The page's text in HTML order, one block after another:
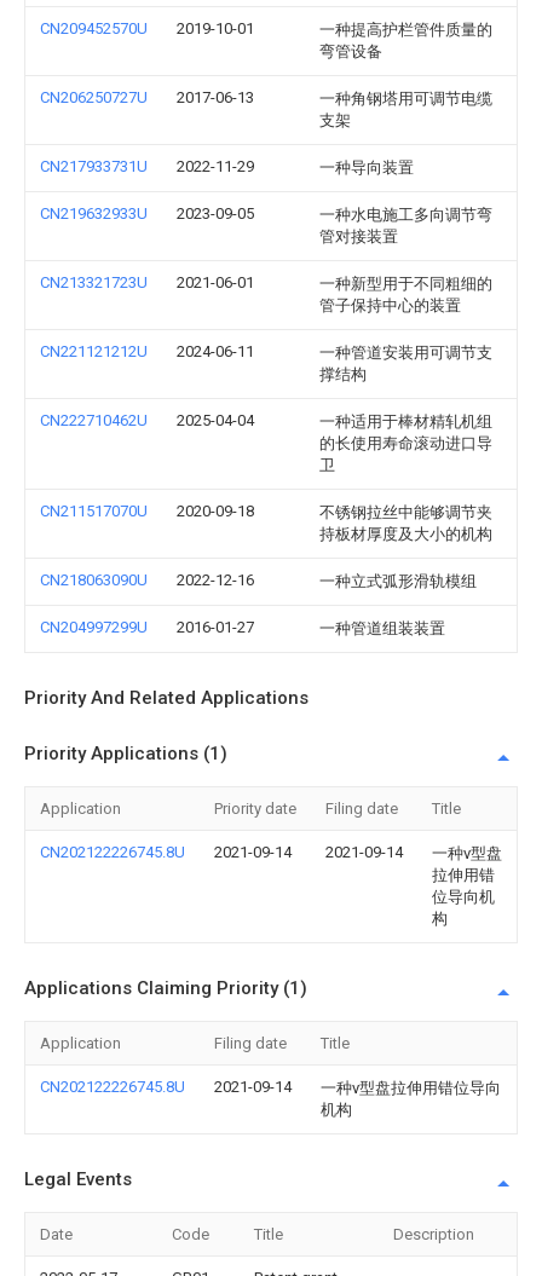
CN209452570U 2019-10-01
一种提高护栏管件质量的
弯管设备
CN206250727U 2017-06-13
一种角钢塔用可调节电缆
支架
CN217933731U 2022-11-29 一种导向装置
CN219632933U 2023-09-05
一种水电施工多向调节弯
管对接装置
CN213321723U 2021-06-01
一种新型用于不同粗细的
管子保持中心的装置
CN221121212U 2024-06-11
一种管道安装用可调节支
撑结构
CN222710462U 2025-04-04
一种适用于棒材精轧机组
的长使用寿命滚动进口导
卫
CN211517070U 2020-09-18
不锈钢拉丝中能够调节夹
持板材厚度及大小的机构
CN218063090U 2022-12-16 一种立式弧形滑轨模组
CN204997299U 2016-01-27 一种管道组装装置
Priority And Related Applications
Priority Applications (1)
Application Priority date Filing date Title
CN202122226745.8U 2021-09-14 2021-09-14
一种v型盘
拉伸用错
位导向机
构
Applications Claiming Priority (1)
Application Filing date Title
CN202122226745.8U 2021-09-14
一种v型盘拉伸用错位导向
机构
Legal Events
Date Code Title Description